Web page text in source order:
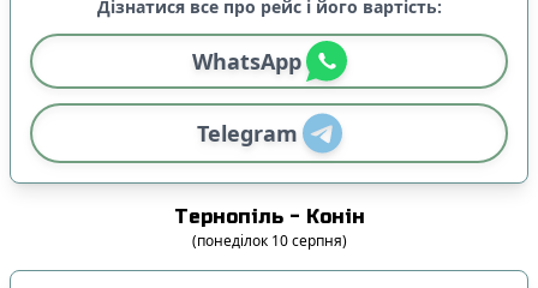
Дізнатися все про рейс і його вартість:
WhatsApp
Telegram
Тернопіль - Конін
(понеділок 10 серпня)